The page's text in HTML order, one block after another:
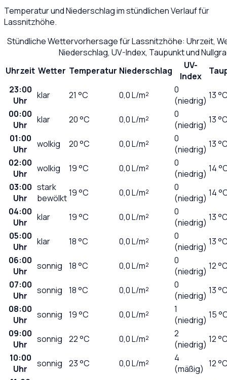
Temperatur und Niederschlag im stündlichen Verlauf für
Lassnitzhöhe.
Stündliche Wettervorhersage fürLassnitzhöhe: Uhrzeit,
Niederschlag, UV-Index, Taupunkt und
Uhrzeit Wetter Temperatur Niederschlag
UV-
Index
23:00
Uhr
klar 21 °C 0,0L/m²
0
(niedrig) 13
00:00
Uhr
klar 20°C 0,0L/m²
0
(niedrig) 13
01:00
Uhr
wolkig 20°C 0,0L/m²
0
(niedrig) 13
02:00
Uhr
wolkig 19°C 0,0L/m²
0
(niedrig) 14
03:00
Uhr
stark
bewölkt19°C 0,0L/m²
0
(niedrig) 14
04:00
Uhr
klar 19°C 0,0L/m²
0
(niedrig) 13
05:00
Uhr
klar 18°C 0,0L/m²
0
(niedrig) 13
06:00
Uhr
sonnig 18°C 0,0L/m²
0
(niedrig) 12
07:00
Uhr
sonnig 18°C 0,0L/m²
0
(niedrig) 13
08:00
Uhr
sonnig 19°C 0,0L/m²
1
(niedrig) 15
09:00
Uhr
sonnig 22°C 0,0L/m²
2
(niedrig) 12
10:00
Uhr
sonnig 23°C 0,0L/m²
4
(mäßig) 12